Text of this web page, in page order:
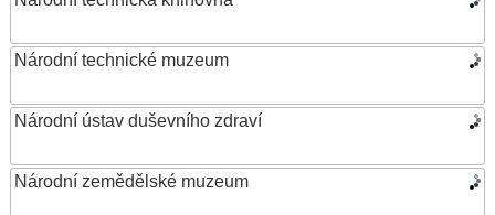
Národní technické muzeum
Národní ústav duševního zdraví
Národní zemědělské muzeum